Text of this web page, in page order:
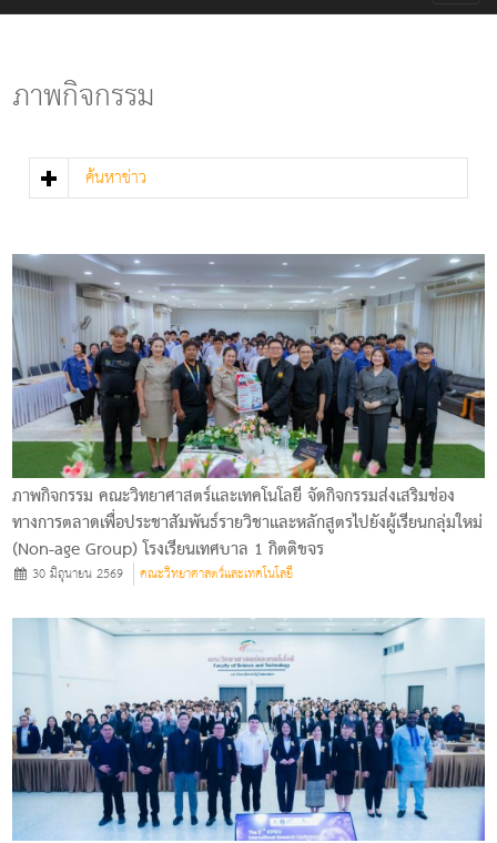
o
v
t
i
o
n
ภาพกิจกรรม
ค้นหาข่าว
ภาพกิจกรรม คณะวิทยาศาสตร์และเทคโนโลยี จัดกิจกรรมส่งเสริมช่อง
ทางการตลาดเพื่อประชาสัมพันธ์รายวิชาและหลักสูตรไปยังผู้เรียนกลุ่มใหม่
(Non-age Group) โรงเรียนเทศบาล 1 กิตติขจร
30 มิถุนายน 2569 คณะวิทยาศาสตร์และเทคโนโลยี